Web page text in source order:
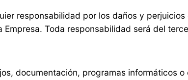
responsabilidad por los daños y
Toda responsabilidad será del
documentación, programas informáticos